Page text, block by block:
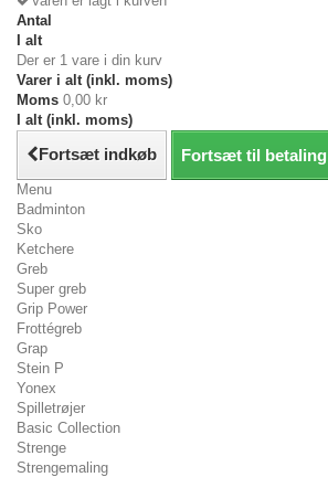
Antal
I alt
Der er 1 vare i din kurv
Varer i alt (inkl. moms)
Moms 0,00 kr
I alt (inkl. moms)
Fortsæt indkøb Fortsæt til betaling
Menu
Badminton
Sko
Ketchere
Greb
Super greb
Grip Power
Frottégreb
Grap
Stein P
Yonex
Spilletrøjer
Basic Collection
Strenge
Strengemaling